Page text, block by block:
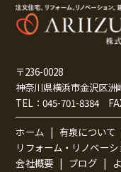
〒236-0028
神奈川県横浜市金沢区洲
TEL：045-701-8384
ホーム 有泉について
リフォーム・リノベーシ
会社概要
ブログ